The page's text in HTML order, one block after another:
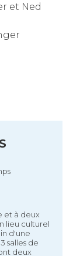
et Ned
et à deux
lieu culturel
d'une
salles de
deux